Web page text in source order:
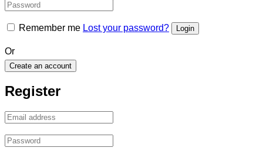
Remember me Lost your password?
Or
Create an account
Register